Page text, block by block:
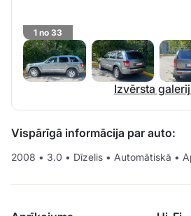
1 no 33
Izvērsta
Vispārīgā informācija par auto:
2008 • 3.0 • Dīzelis • Automātiskā •